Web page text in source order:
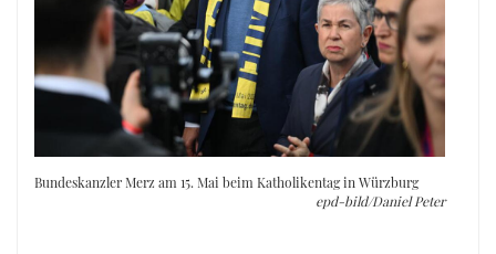
Bundeskanzler Merz am 15. Mai beim Katholikentag in Würzburg
epd-bild/Daniel Peter